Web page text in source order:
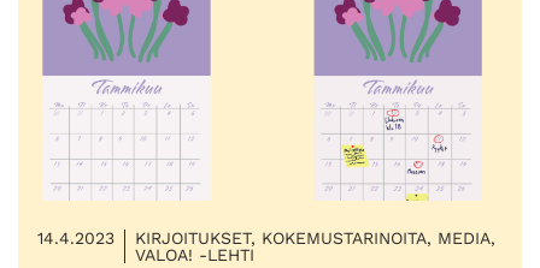
14.4.2023
KIRJOITUKSET, KOKEMUSTARINOITA, MEDIA,
VALOA! -LEHTI